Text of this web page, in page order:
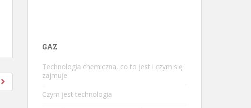
GAZ
Technologia chemiczna, co to jest i czym się
zajmuje
Czym jest technologia